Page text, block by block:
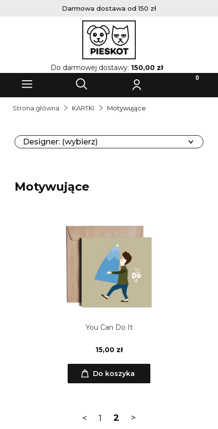
Darmowa dostawa od 150 zł
Do darmowej dostawy: 150,00 zł
Strona główna KARTKI Motywujące
Designer: (wybierz)
Motywujące
You Can Do It
15,00 zł
Do koszyka
< 1 2 >